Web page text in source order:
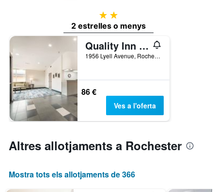
2 estrelles
2 estrelles o menys
Quality Inn Rochester West
1956 Lyell Avenue, Rochester, NY, Estats Units
86 €
Ves a l'oferta
Altres allotjaments a Rochester
Mostra tots els allotjaments de 366